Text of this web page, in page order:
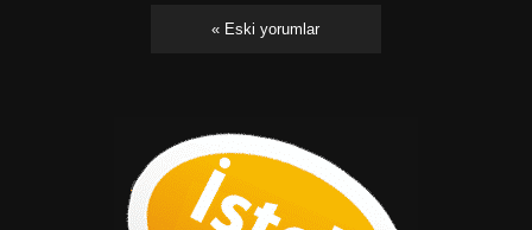
« Eski yorumlar